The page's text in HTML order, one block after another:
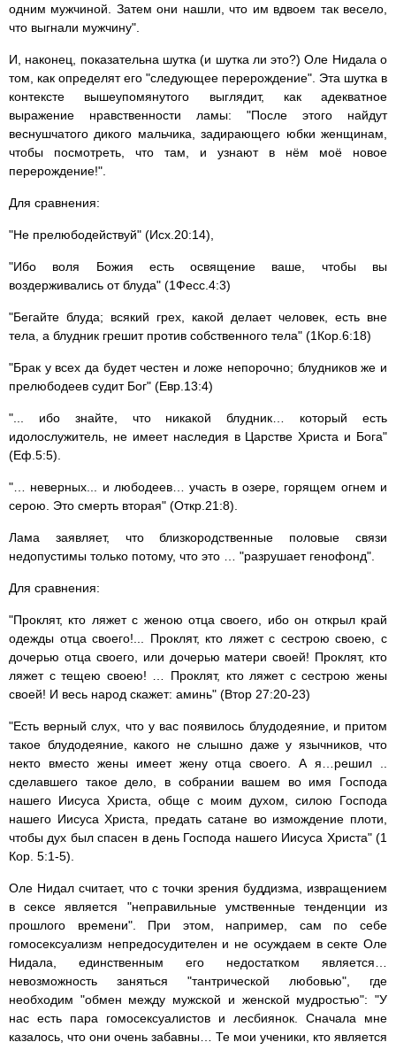
одним мужчиной. Затем они нашли, что им вдвоем так весело,
что выгнали мужчину".
И, наконец, показательна шутка (и шутка ли это?) Оле Нидала о
том, как определят его "следующее перерождение". Эта шутка в
контексте вышеупомянутого выглядит, как адекватное
выражение нравственности ламы: "После этого найдут
веснушчатого дикого мальчика, задирающего юбки женщинам,
чтобы посмотреть, что там, и узнают в нём моё новое
перерождение!".
Для сравнения:
"Не прелюбодействуй" (Исх.20:14),
"Ибо воля Божия есть освящение ваше, чтобы вы
воздерживались от блуда" (1Фесс.4:3)
"Бегайте блуда; всякий грех, какой делает человек, есть вне
тела, а блудник грешит против собственного тела" (1Кор.6:18)
"Брак у всех да будет честен и ложе непорочно; блудников же и
прелюбодеев судит Бог" (Евр.13:4)
"... ибо знайте, что никакой блудник… который есть
идолослужитель, не имеет наследия в Царстве Христа и Бога"
(Еф.5:5).
"… неверных... и любодеев… участь в озере, горящем огнем и
серою. Это смерть вторая" (Откр.21:8).
Лама заявляет, что близкородственные половые связи
недопустимы только потому, что это … "разрушает генофонд".
Для сравнения:
"Проклят, кто ляжет с женою отца своего, ибо он открыл край
одежды отца своего!... Проклят, кто ляжет с сестрою своею, с
дочерью отца своего, или дочерью матери своей! Проклят, кто
ляжет с тещею своею! … Проклят, кто ляжет с сестрою жены
своей! И весь народ скажет: аминь" (Втор 27:20-23)
"Есть верный слух, что у вас появилось блудодеяние, и притом
такое блудодеяние, какого не слышно даже у язычников, что
некто вместо жены имеет жену отца своего. А я…решил ..
сделавшего такое дело, в собрании вашем во имя Господа
нашего Иисуса Христа, обще с моим духом, силою Господа
нашего Иисуса Христа, предать сатане во измождение плоти,
чтобы дух был спасен в день Господа нашего Иисуса Христа" (1
Кор. 5:1-5).
Оле Нидал считает, что с точки зрения буддизма, извращением
в сексе является "неправильные умственные тенденции из
прошлого времени". При этом, например, сам по себе
гомосексуализм непредосудителен и не осуждаем в секте Оле
Нидала, единственным его недостатком является…
невозможность заняться "тантрической любовью", где
необходим "обмен между мужской и женской мудростью": "У
нас есть пара гомосексуалистов и лесбиянок. Сначала мне
казалось, что они очень забавны… Те мои ученики, кто является